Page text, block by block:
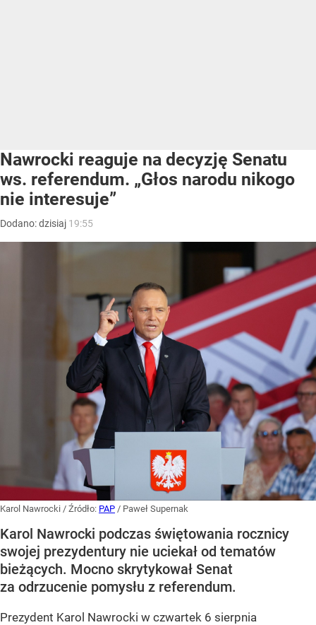
Nawrocki reaguje na decyzję Senatu
ws. referendum. „Głos narodu nikogo
nie interesuje”
Dodano:dzisiaj 19:55
Karol Nawrocki / Źródło: PAP / Paweł Supernak
Karol Nawrocki podczas świętowania rocznicy
swojej prezydentury nie uciekał od tematów
bieżących. Mocno skrytykował Senat
za odrzucenie pomysłu z referendum.
Prezydent Karol Nawrocki w czwartek 6 sierpnia